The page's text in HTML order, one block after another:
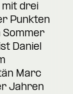
mit drei
Punkten
Sommer
Daniel
Marc
Jahren